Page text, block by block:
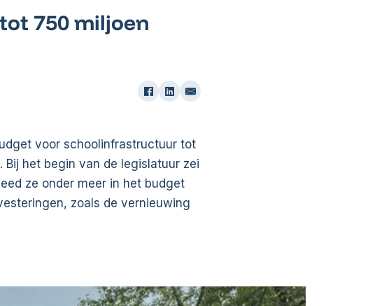
750 miljoen
voor schoolinfrastructuur tot
het begin van de legislatuur zei
ze onder meer in het budget
zoals de vernieuwing